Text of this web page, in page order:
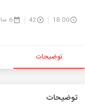
18:00
42 6 سال پیش
توضیحات
توضیحات